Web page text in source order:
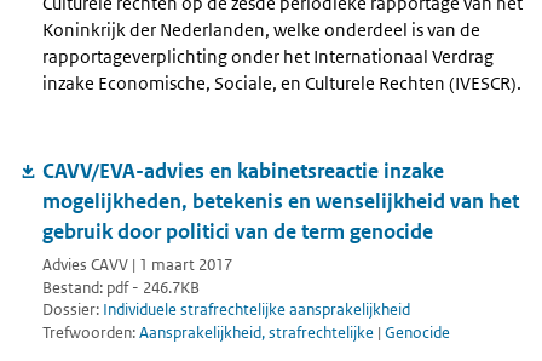
Koninkrijk der Nederlanden, welke onderdeel is van de
rapportageverplichting onder het Internationaal Verdrag
inzake Economische, Sociale, en Culturele Rechten (IVESCR).
CAVV/EVA-advies en kabinetsreactie inzake
mogelijkheden, betekenis en wenselijkheid van het
gebruik door politici van de term genocide
Advies CAVV | 1 maart 2017
Bestand: pdf - 246.7KB
Dossier: Individuele strafrechtelijke aansprakelijkheid
Trefwoorden:Aansprakelijkheid, strafrechtelijke | Genocide